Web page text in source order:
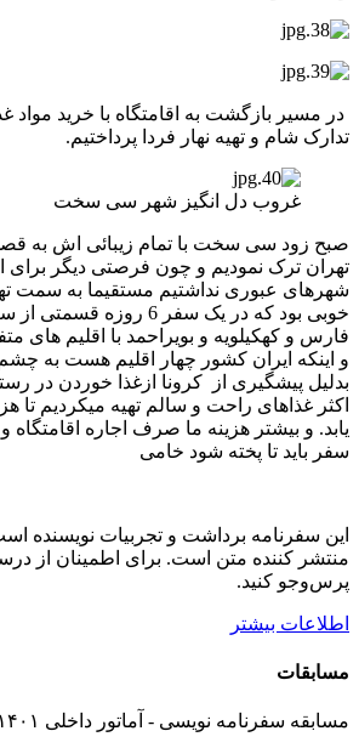
در مسیر بازگشت به اقامتگاه با خرید مواد
تدارک شام و تهیه نهار فردا پرداختیم.
غروب دل انگیز شهر سی سخت
صبح زود سی سخت با تمام زیبائی اش به
تهران ترک نمودیم و چون فرصتی دیگر برای
شهرهای عبوری نداشتیم مستقیما به سمت
خوبی بود که در یک سفر 6 روزه
فارس و کهکیلویه و بویراحمد با اقلیم های
و اینکه ایران کشور چهار اقلیم هست به
بدلیل پیشگیری از کرونا ازغذا خوردن در
اکثر غذاهای راحت و سالم تهیه میکردیم
یابد. و بیشتر هزینه ما صرف اجاره اقامتگاه و
سفر باید تا پخته شود خامی
این سفرنامه برداشت و تجربیات
منتشر کننده متن است. برای اطمینان از
پرس‌وجو کنید.
اطلاعات بیشتر
مسابقات
مسابقه سفرنامه نویسی - آماتور داخلی ۱۴۰۱